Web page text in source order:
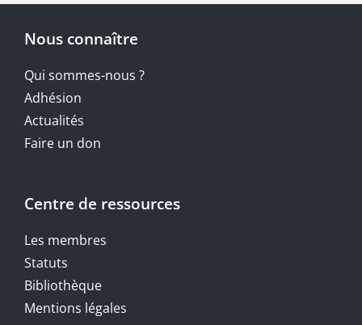
Nous connaître
Qui sommes-nous ?
Adhésion
Actualités
Faire un don
Centre de ressources
Les membres
Statuts
Bibliothèque
Mentions légales